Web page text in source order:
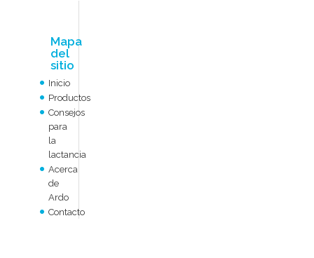
Mapa
del
sitio
Inicio
Productos
Consejos
para
la
lactancia
Acerca
de
Ardo
Contacto